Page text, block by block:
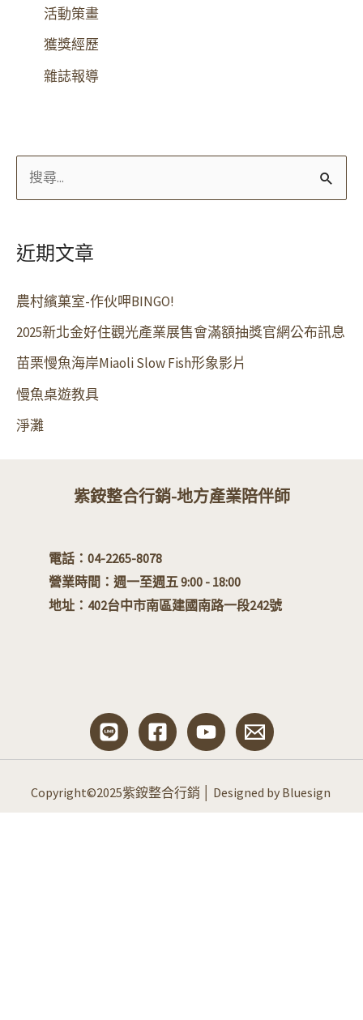
活動策畫
獲獎經歷
雜誌報導
鍵
字
近期文章
農村繽菓室-作伙呷BINGO!
2025新北金好住觀光產業展售會滿額抽獎官網公布訊息
苗栗慢魚海岸Miaoli Slow Fish形象影片
慢魚桌遊教具
淨灘
紫銨整合行銷-地方產業陪伴師
電話：04-2265-8078
營業時間：週一至週五 9:00 - 18:00
地址： 402台中市南區建國南路一段242號
Copyright©2025紫銨整合行銷 │ Designed by Bluesign